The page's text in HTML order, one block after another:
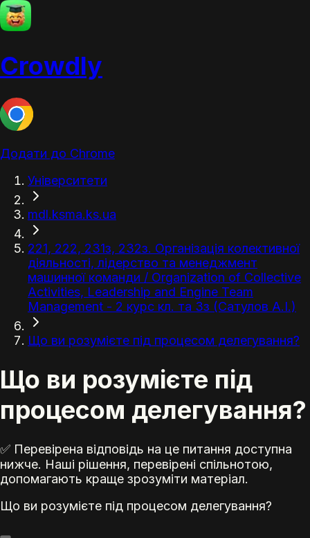
Crowdly
Додати до Chrome
Університети
mdl.ksma.ks.ua
221, 222, 231з, 232з. Організація колективної
діяльності, лідерство та менеджмент
машинної команди / Organization of Collective
Activities, Leadership and Engine Team
Management - 2 курс кл. та 3з (Сатулов А.І.)
Що ви розумієте під процесом делегування?
Що ви розумієте під
процесом делегування?
✅ Перевірена відповідь на це питання доступна
нижче. Наші рішення, перевірені спільнотою,
допомагають краще зрозуміти матеріал.
Що ви розумієте під процесом делегування?